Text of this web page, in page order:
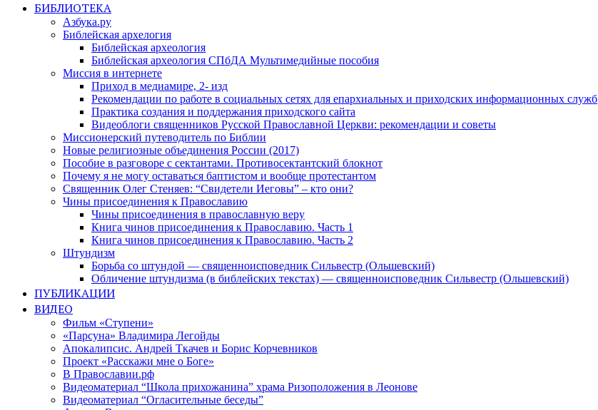
БИБЛИОТЕКА
Азбука.ру
Библейская архелогия
Библейская археология
Библейская археология СПбДА Мультимедийные пособия
Миссия в интернете
Приход в медиамире, 2- изд
Рекомендации по работе в социальных сетях для епархиальных и приходских информационных служб
Практика создания и поддержания приходского сайта
Видеоблоги священников Русской Православной Церкви: рекомендации и советы
Миссионерский путеводитель по Библии
Новые религиозные объединения России (2017)
Пособие в разговоре с сектантами. Противосектантский блокнот
Почему я не могу оставаться баптистом и вообще протестантом
Священник Олег Стеняев: “Свидетели Иеговы” – кто они?
Чины присоединения к Православию
Чины присоединения в православную веру
Книга чинов присоединения к Православию. Часть 1
Книга чинов присоединения к Православию. Часть 2
Штундизм
Борьба со штундой — священноисповедник Сильвестр (Ольшевский)
Обличение штундизма (в библейских текстах) — священноисповедник Сильвестр (Ольшевский)
ПУБЛИКАЦИИ
ВИДЕО
Фильм «Ступени»
«Парсуна» Владимира Легойды
Апокалипсис. Андрей Ткачев и Борис Корчевников
Проект «Расскажи мне о Боге»
В Православии.рф
Видеоматериал “Школа прихожанина” храма Ризоположения в Леонове
Видеоматериал “Огласительные беседы”